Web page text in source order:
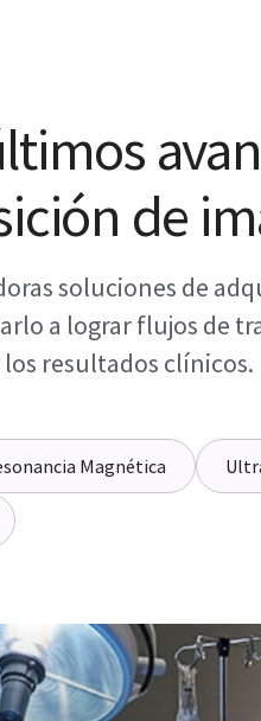
de
soluciones de
a lograr flujos de
los resultados clínicos.
Magnética